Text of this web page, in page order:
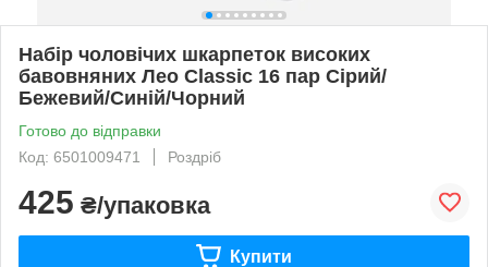
Набір чоловічих шкарпеток високих
бавовняних Лео Classic 16 пар Сірий/
Бежевий/Синій/Чорний
Готово до відправки
Код: 6501009471
Роздріб
425 ₴/упаковка
Купити